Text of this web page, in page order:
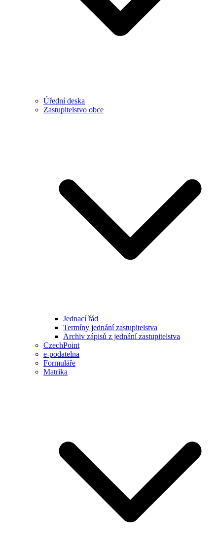
Úřední deska
Zastupitelstvo obce
Jednací řád
Termíny jednání zastupitelstva
Archiv zápisů z jednání zastupitelstva
CzechPoint
e-podatelna
Formuláře
Matrika